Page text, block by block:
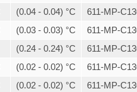
(0.04 - 0.04) °C
611-MP-
(0.03 - 0.03) °C
611-MP-
(0.24 - 0.24) °C
611-MP-
(0.02 - 0.02) °C
611-MP-
(0.02 - 0.02) °C
611-MP-